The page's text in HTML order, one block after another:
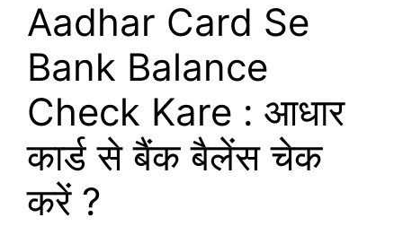
Aadhar Card Se
Bank Balance
Check Kare : आधार
कार्ड से बैंक बैलेंस चेक
करें ?